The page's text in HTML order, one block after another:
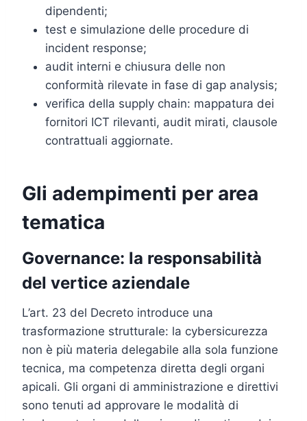
dipendenti;
test e simulazione delle procedure di
incident response;
audit interni e chiusura delle non
conformità rilevate in fase di gap analysis;
verifica della supply chain: mappatura dei
fornitori ICT rilevanti, audit mirati, clausole
contrattuali aggiornate.
Gli adempimenti per area
tematica
Governance: la responsabilità
del vertice aziendale
L’art. 23 del Decreto introduce una
trasformazione strutturale: la cybersicurezza
non è più materia delegabile alla sola funzione
tecnica, ma competenza diretta degli organi
apicali. Gli organi di amministrazione e direttivi
sono tenuti ad approvare le modalità di